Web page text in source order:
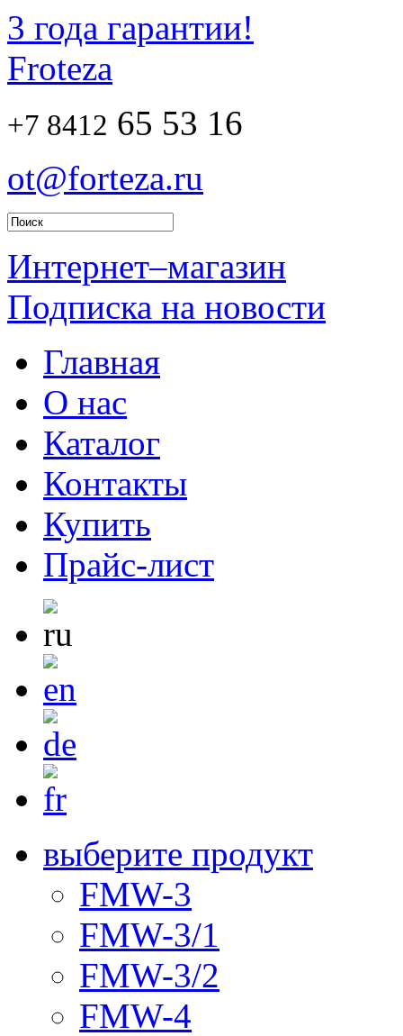
3 года гарантии!
Froteza
+7 8412 65 53 16
ot@forteza.ru
Интернет–магазин
Подписка на новости
Главная
О нас
Каталог
Контакты
Купить
Прайс-лист
выберите продукт
FMW-3
FMW-3/1
FMW-3/2
FMW-4